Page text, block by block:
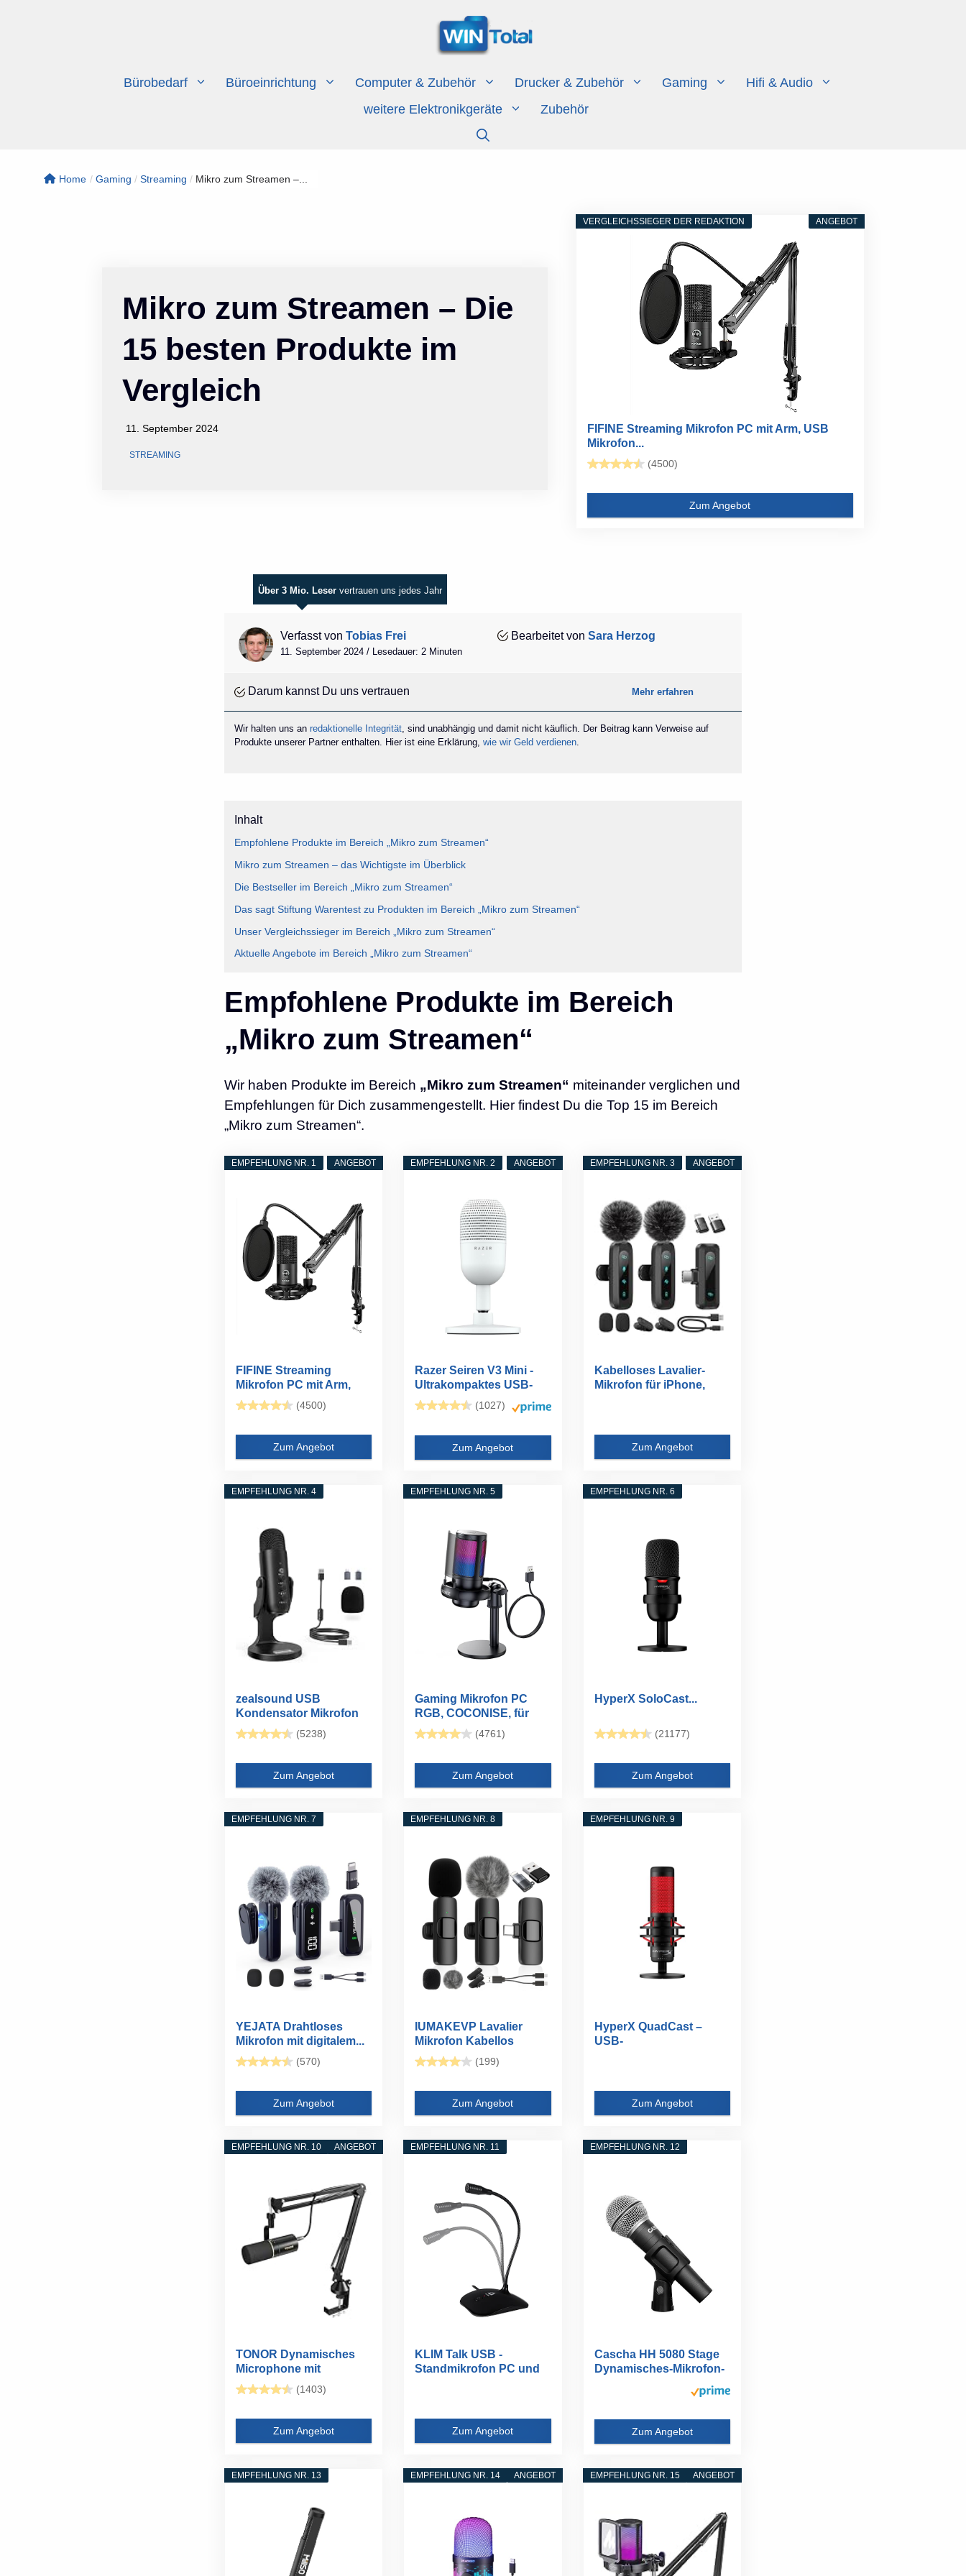
Bürobedarf Büroeinrichtung Computer & Zubehör Drucker & Zubehör Gaming
Hifi & Audio
weitere Elektronikgeräte
Zubehör
Home / Gaming / Streaming / Mikro zum Streamen –...
Mikro zum Streamen – Die
15 besten Produkte im
Vergleich
11. September 2024
STREAMING
ANGEBOT
VERGLEICHSSIEGER DER REDAKTION
FIFINE Streaming Mikrofon PC mit Arm, USB
Mikrofon...
(4500)
Zum Angebot
Über 3 Mio. Leser vertrauen uns jedes Jahr
Verfasst von Tobias Frei
11. September 2024 / Lesedauer: 2 Minuten
Bearbeitet von Sara Herzog
Darum kannst Du uns vertrauen Mehr erfahren
Wir halten uns anredaktionelle Integrität, sind unabhängig und damit nicht käuflich. Der Beitrag kann Verweise auf
Produkte unserer Partner enthalten. Hier ist eine Erklärung,wie wir Geld verdienen.
Inhalt
Empfohlene Produkte im Bereich „Mikro zum Streamen“
Mikro zum Streamen – das Wichtigste im Überblick
Die Bestseller im Bereich „Mikro zum Streamen“
Das sagt Stiftung Warentest zu Produkten im Bereich „Mikro zum Streamen“
Unser Vergleichssieger im Bereich „Mikro zum Streamen“
Aktuelle Angebote im Bereich „Mikro zum Streamen“
Empfohlene Produkte im Bereich
„Mikro zum Streamen“
Wir haben Produkte im Bereich „Mikro zum Streamen“ miteinander verglichen und
Empfehlungen für Dich zusammengestellt. Hier findest Du die Top 15 im Bereich
„Mikro zum Streamen“.
ANGEBOT
EMPFEHLUNG NR. 1
FIFINE Streaming
Mikrofon PC mit Arm,
USB Mikrofon...
(4500)
Zum Angebot
ANGEBOT
EMPFEHLUNG NR. 2
Razer Seiren V3 Mini -
Ultrakompaktes USB-
Mikrofon...
(1027)
Zum Angebot
ANGEBOT
EMPFEHLUNG NR. 3
Kabelloses Lavalier-
Mikrofon für iPhone,
Zum Angebot
EMPFEHLUNG NR. 4
zealsound USB
Kondensator Mikrofon
für PC Laptop...
(5238)
Zum Angebot
EMPFEHLUNG NR. 5
Gaming Mikrofon PC
RGB, COCONISE, für
Streaming...
(4761)
Zum Angebot
EMPFEHLUNG NR. 6
HyperX SoloCast...
(21177)
Zum Angebot
EMPFEHLUNG NR. 7
YEJATA Drahtloses
Mikrofon mit digitalem...
(570)
Zum Angebot
EMPFEHLUNG NR. 8
IUMAKEVP Lavalier
Mikrofon Kabellos
kompatibel mit...
(199)
Zum Angebot
EMPFEHLUNG NR. 9
HyperX QuadCast –
USB-
Zum Angebot
ANGEBOT
EMPFEHLUNG NR. 10
TONOR Dynamisches
Microphone mit
XLR/USB Kabel...
(1403)
Zum Angebot
EMPFEHLUNG NR. 11
KLIM Talk USB -
Standmikrofon PC und
Zum Angebot
EMPFEHLUNG NR. 12
Cascha HH 5080 Stage
Dynamisches-Mikrofon-
Zum Angebot
EMPFEHLUNG NR. 13 ANGEBOT
EMPFEHLUNG NR. 14 ANGEBOT
EMPFEHLUNG NR. 15